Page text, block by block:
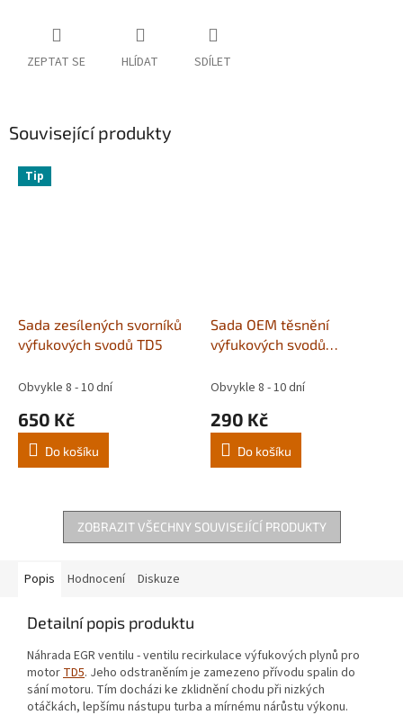
ZEPTAT SE HLÍDAT SDÍLET
Související produkty
Tip
Sada zesílených svorníků
výfukových svodů TD5
Obvykle 8 - 10 dní
650 Kč
Do košíku
Sada OEM těsnění
výfukových svodů
TD5
Obvykle 8 - 10 dní
290 Kč
Do košíku
ZOBRAZIT VŠECHNY SOUVISEJÍCÍ PRODUKTY
Popis Hodnocení Diskuze
Detailní popis produktu
Náhrada EGR ventilu - ventilu recirkulace výfukových plynů pro
motor TD5. Jeho odstraněním je zamezeno přívodu spalin do
sání motoru. Tím docházi ke zklidnění chodu při nizkých
otáčkách, lepšímu nástupu turba a mírnému nárůstu výkonu.